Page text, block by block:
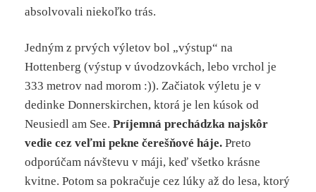
absolvovali niekoľko trás.
Jedným z prvých výletov bol „výstup“ na
Hottenberg (výstup v úvodzovkách, lebo vrchol je
333 metrov nad morom :)). Začiatok výletu je v
dedinke Donnerskirchen, ktorá je len kúsok od
Neusiedl am See.Príjemná prechádzka najskôr
vedie cez veľmi pekne čerešňové háje. Preto
odporúčam návštevu v máji, keď všetko krásne
kvitne. Potom sa pokračuje cez lúky až do lesa, ktorý